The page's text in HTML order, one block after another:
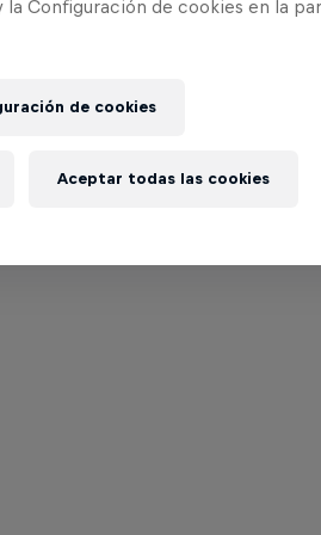
la Configuración de cookies en la
de cookies
Aceptar todas las cookies